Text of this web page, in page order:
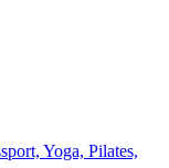
Yoga, Pilates,